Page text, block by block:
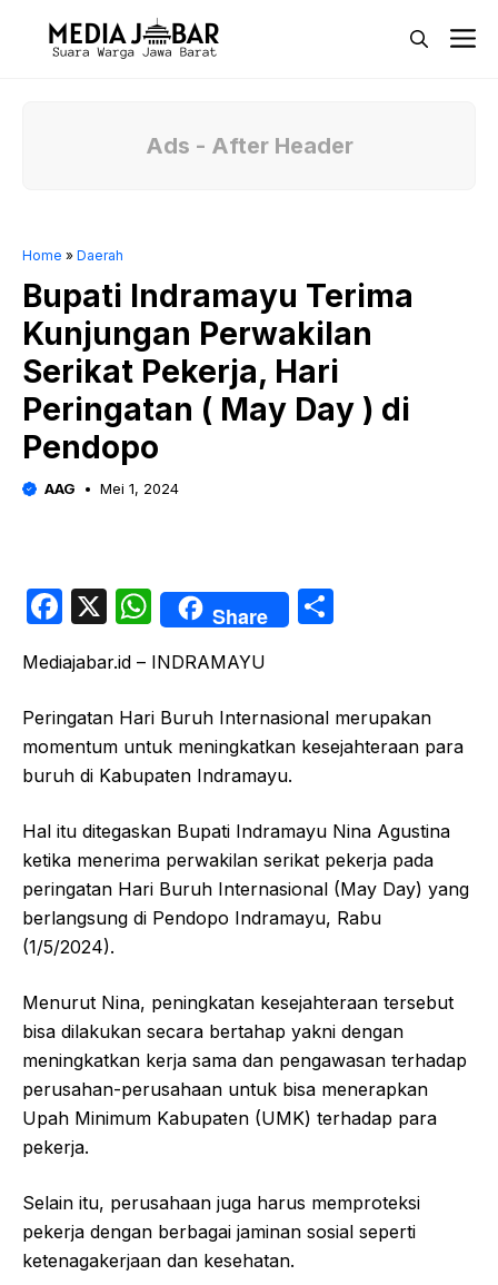
Ads - After Header
Home » Daerah
Bupati Indramayu Terima
Kunjungan Perwakilan
Serikat Pekerja, Hari
Peringatan ( May Day ) di
Pendopo
AAG Mei 1, 2024
F
c
e
b
o
o
k
X
W
h
at
s
A
p
p
Share
e
Mediajabar.id – INDRAMAYU
Peringatan Hari Buruh Internasional merupakan
momentum untuk meningkatkan kesejahteraan para
buruh di Kabupaten Indramayu.
Hal itu ditegaskan Bupati Indramayu Nina Agustina
ketika menerima perwakilan serikat pekerja pada
peringatan Hari Buruh Internasional (May Day) yang
berlangsung di Pendopo Indramayu, Rabu
(1/5/2024).
Menurut Nina, peningkatan kesejahteraan tersebut
bisa dilakukan secara bertahap yakni dengan
meningkatkan kerja sama dan pengawasan terhadap
perusahan-perusahaan untuk bisa menerapkan
Upah Minimum Kabupaten (UMK) terhadap para
pekerja.
Selain itu, perusahaan juga harus memproteksi
pekerja dengan berbagai jaminan sosial seperti
ketenagakerjaan dan kesehatan.